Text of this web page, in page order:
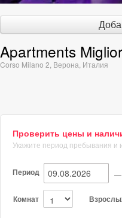
Apartments
Corso Milano 2 Верона Италия
Проверить цены и
Укажите период пребывания и
Период —
Комнат